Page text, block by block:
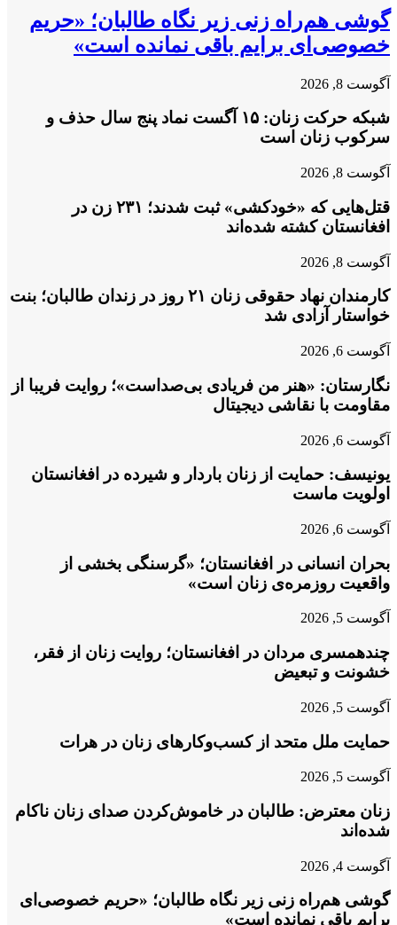
گوشی هم‌راه زنی زیر نگاه طالبان؛ «حریم
خصوصی‌ای برایم باقی نمانده است»
آگوست 8, 2026
شبکه حرکت زنان: ۱۵ آگست نماد پنج سال حذف و
سرکوب زنان است
آگوست 8, 2026
قتل‌هایی که «خودکشی» ثبت شدند؛ ۲۳۱ زن در
افغانستان کشته شده‌اند
آگوست 8, 2026
کارمندان نهاد حقوقی زنان ۲۱ روز در زندان طالبان؛ بنت
خواستار آزادی شد
آگوست 6, 2026
نگارستان: «هنر من فریادی بی‌صداست»؛ روایت فریبا از
مقاومت با نقاشی دیجیتال
آگوست 6, 2026
یونیسف: حمایت از زنان باردار و شیرده در افغانستان
اولویت ماست
آگوست 6, 2026
بحران انسانی در افغانستان؛ «گرسنگی بخشی از
واقعیت روزمره‌ی زنان است»
آگوست 5, 2026
چندهمسری مردان در افغانستان؛ روایت زنان از فقر،
خشونت و تبعیض
آگوست 5, 2026
حمایت ملل متحد از کسب‌وکارهای زنان در هرات
آگوست 5, 2026
زنان معترض: طالبان در خاموش‌کردن صدای زنان ناکام
شده‌اند
آگوست 4, 2026
گوشی هم‌راه زنی زیر نگاه طالبان؛ «حریم خصوصی‌ای
برایم باقی نمانده است»